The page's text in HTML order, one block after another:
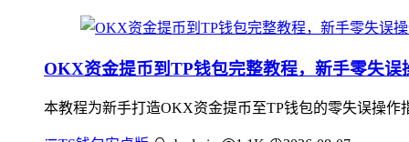
OKX资金提币到TP钱包完整教程，新手零失误
本教程为新手打造OKX资金提币至TP钱包的零失误操